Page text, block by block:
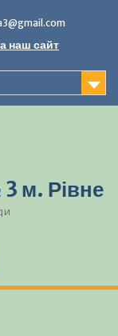
наш сайт
3 м. Рівне